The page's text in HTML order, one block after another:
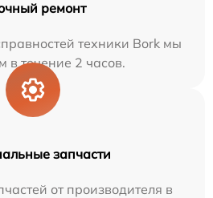
ремонт
техники Bork мы
в течение 2 часов.
запчасти
от производителя в